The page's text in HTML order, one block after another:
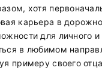
хотя
карьера в
для личного
в любимом
примеру своего